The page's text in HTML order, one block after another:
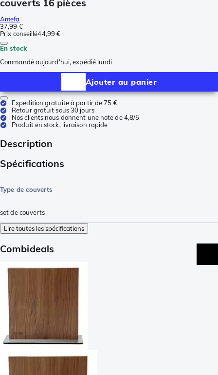
couverts 16 pièces
Amefa
37,99 €
Prix conseillé44,99 €
En stock
Commandé aujourd'hui, expédié lundi
Ajouter au panier
Expédition gratuite à partir de 75 €
Retour gratuit sous 30 jours
Nos clients nous donnent une note de 4,8/5
Produit en stock, livraison rapide
Description
Spécifications
Type de couverts
set de couverts
Lire toutes les spécifications
Combideals